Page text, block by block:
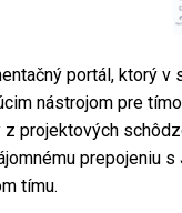
portál, ktorý
nástrojom pre
projektových
prepojeniu
tímu.